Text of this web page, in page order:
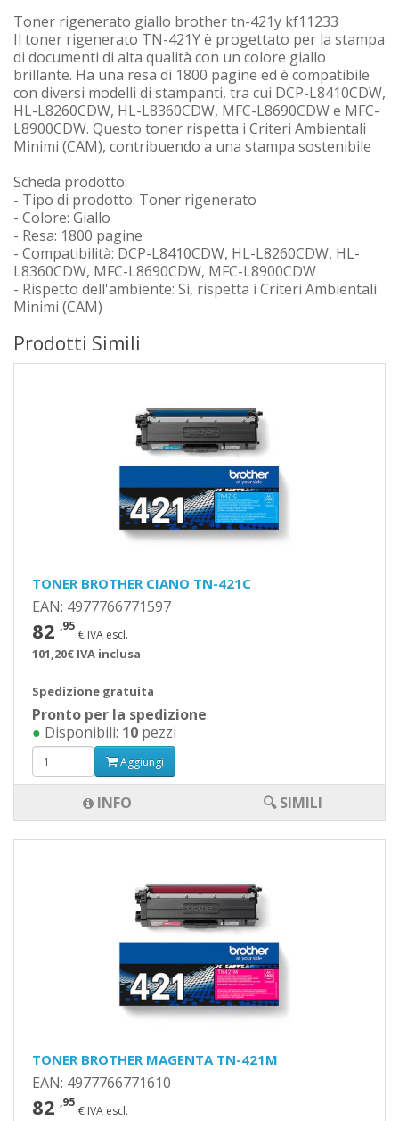
Toner rigenerato giallo brother tn-421y kf11233
Il toner rigenerato TN-421Y è progettato per la stampa
di documenti di alta qualità con un colore giallo
brillante. Ha una resa di 1800 pagine ed è compatibile
con diversi modelli di stampanti, tra cui DCP-L8410CDW,
HL-L8260CDW, HL-L8360CDW, MFC-L8690CDW e MFC-
L8900CDW. Questo toner rispetta i Criteri Ambientali
Minimi (CAM), contribuendo a una stampa sostenibile
Scheda prodotto:
- Tipo di prodotto: Toner rigenerato
- Colore: Giallo
- Resa: 1800 pagine
- Compatibilità: DCP-L8410CDW, HL-L8260CDW, HL-
L8360CDW, MFC-L8690CDW, MFC-L8900CDW
- Rispetto dell'ambiente: Sì, rispetta i Criteri Ambientali
Minimi (CAM)
Prodotti Simili
TONER BROTHER CIANO TN-421C
EAN: 4977766771597
82 ,95
€ IVA escl.
101,20€ IVA inclusa
Spedizione gratuita
Pronto per la spedizione
● Disponibili: 10 pezzi
Aggiungi
INFO 🔍 SIMILI
TONER BROTHER MAGENTA TN-421M
EAN: 4977766771610
82 ,95
€ IVA escl.